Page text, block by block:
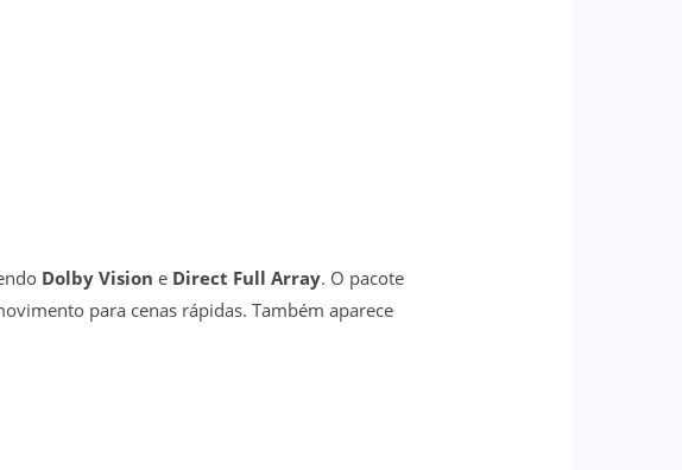
Dolby Vision e Direct Full Array. O pacote
para cenas rápidas. Também aparece